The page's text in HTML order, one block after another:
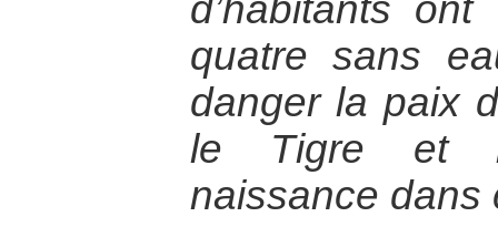
d’habitants
quatre sans
danger la paix
le Tigre et
naissance dans